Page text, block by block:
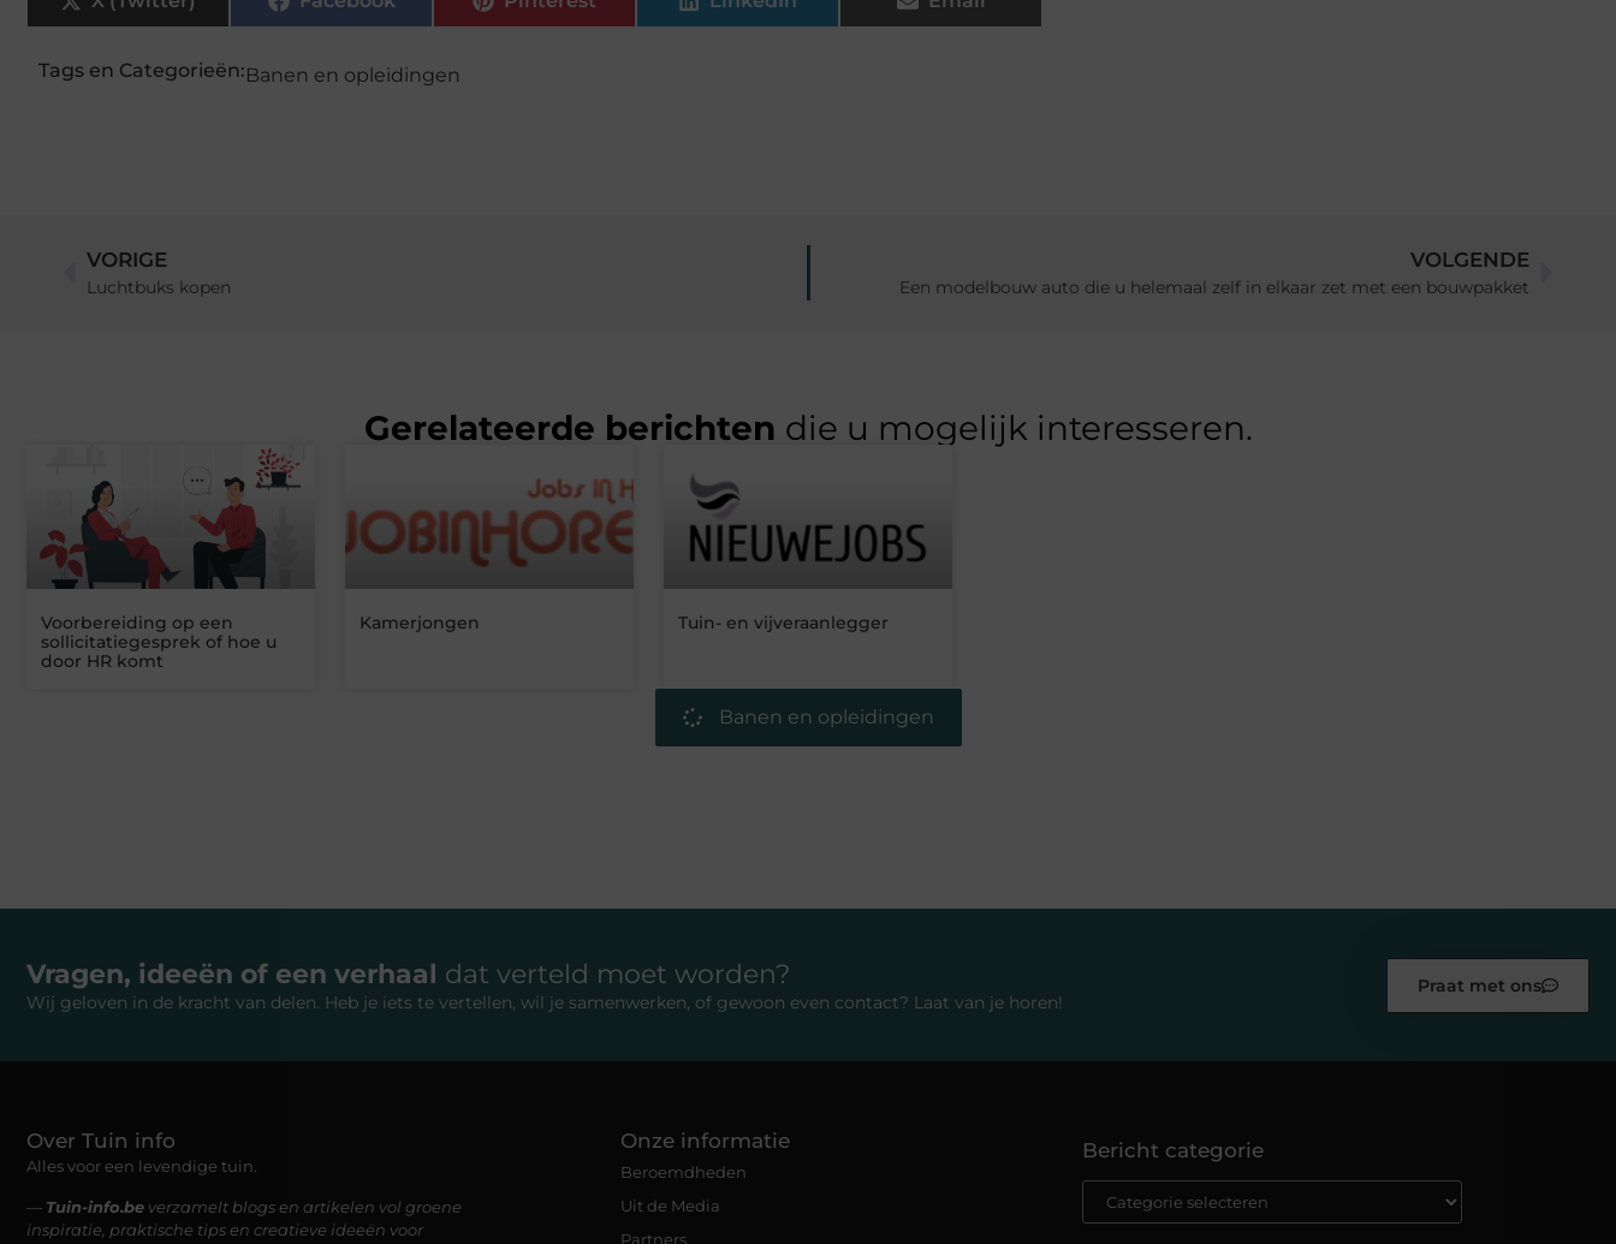
Tags en Categorieën:Banen en opleidingen
VORIGE
Luchtbuks kopen
VOLGENDE
Een modelbouw auto die u helemaal zelf in elkaar zet met een bouwpakket
Gerelateerde berichten die u mogelijk interesseren.
Voorbereiding op een
sollicitatiegesprek of hoe u
door HR komt
Kamerjongen Tuin- en vijveraanlegger
Banen en opleidingen
Vragen, ideeën of een verhaal dat verteld moet worden?
Wij geloven in de kracht van delen. Heb je iets te vertellen, wil je samenwerken, of gewoon even contact? Laat van je horen!
Praat met ons
Over Tuin info
Alles voor een levendige tuin.
— Tuin-info.be verzamelt blogs en artikelen vol groene
inspiratie, praktische tips en creatieve ideeën voor
Onze informatie
Beroemdheden
Uit de Media
Partners
Bericht categorie